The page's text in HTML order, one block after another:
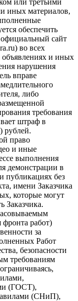
иных материалов,
обеспечить
сайт
во всех
и иных
нарушения
вправе
либо
требования
штраф в
рублей.
право
и иные
выполнения
демонстрации в
публикациях без
имени Заказчика
которые могут
Заказчика.
фронта работ)
за
Работ
безопасности
требованиям
(ГОСТ),
(СНиП),